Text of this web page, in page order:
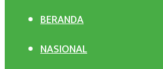
BERANDA
NASIONAL